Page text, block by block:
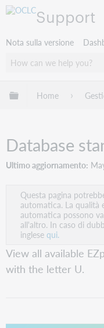
Support
Nota sulla versione
Espandi/
Home
Database
Ultimo aggiornamento
Questa pagina
automatica. La qualità
automatica possono
all'altro. In caso di
inglesequi.
View all available
with the letter U.